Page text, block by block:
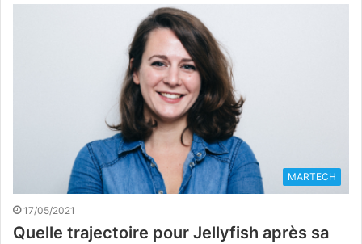
MARTECH
17/05/2021
Quelle trajectoire pour Jellyfish après sa